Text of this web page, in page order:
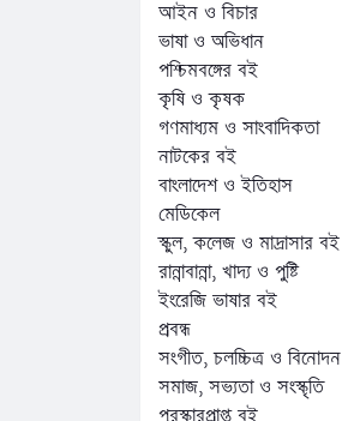
আইন ও বিচার
ভাষা ও অভিধান
পশ্চিমবঙ্গের বই
কৃষি ও কৃষক
গণমাধ্যম ও সাংবাদিকতা
নাটকের বই
বাংলাদেশ ও ইতিহাস
মেডিকেল
স্কুল, কলেজ ও মাদ্রাসার বই
রান্নাবান্না, খাদ্য ও পুষ্টি
ইংরেজি ভাষার বই
প্রবন্ধ
সংগীত, চলচ্চিত্র ও বিনোদন
সমাজ, সভ্যতা ও সংস্কৃতি
পুরস্কারপ্রাপ্ত বই